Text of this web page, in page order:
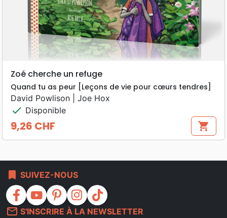
Zoé cherche un refuge
Quand tu as peur [Leçons de vie pour cœurs tendres]
David Powlison | Joe Hox
check Disponible
Prix
9,26 CHF shopping_cart
bookmark SUIVEZ-NOUS
facebook youtube pinterest instagram
tiktok
mail_outline S'INSCRIRE À LA NEWSLETTER